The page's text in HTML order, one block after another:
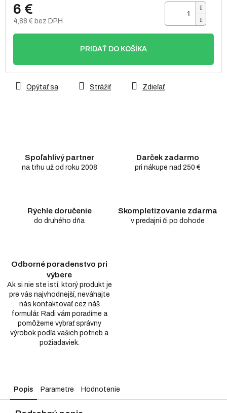
6 €
4,88 € bez DPH
Jednotková
PRIDAŤ DO KOŠÍKA
Opýtať sa Strážiť Zdieľať
Spoľahlivý partner
na trhu už od roku 2008
Darček zadarmo
pri nákupe nad 250 €
Rýchle doručenie
do druhého dňa
Skompletizovanie zdarma
v predajni či po dohode
Odborné poradenstvo pri
výbere
Ak si nie ste istí, ktorý produkt je
pre vás najvhodnejší, neváhajte
nás kontaktovať cez náš
formulár. Radi vám poradíme a
pomôžeme vybrať správny
výrobok podľa vašich potrieb a
požiadaviek.
Popis Parametre Hodnotenie